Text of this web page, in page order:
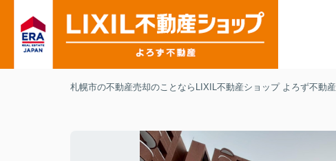
札幌市の不動産売却のことならLIXIL不動産ショップ よろず不動産